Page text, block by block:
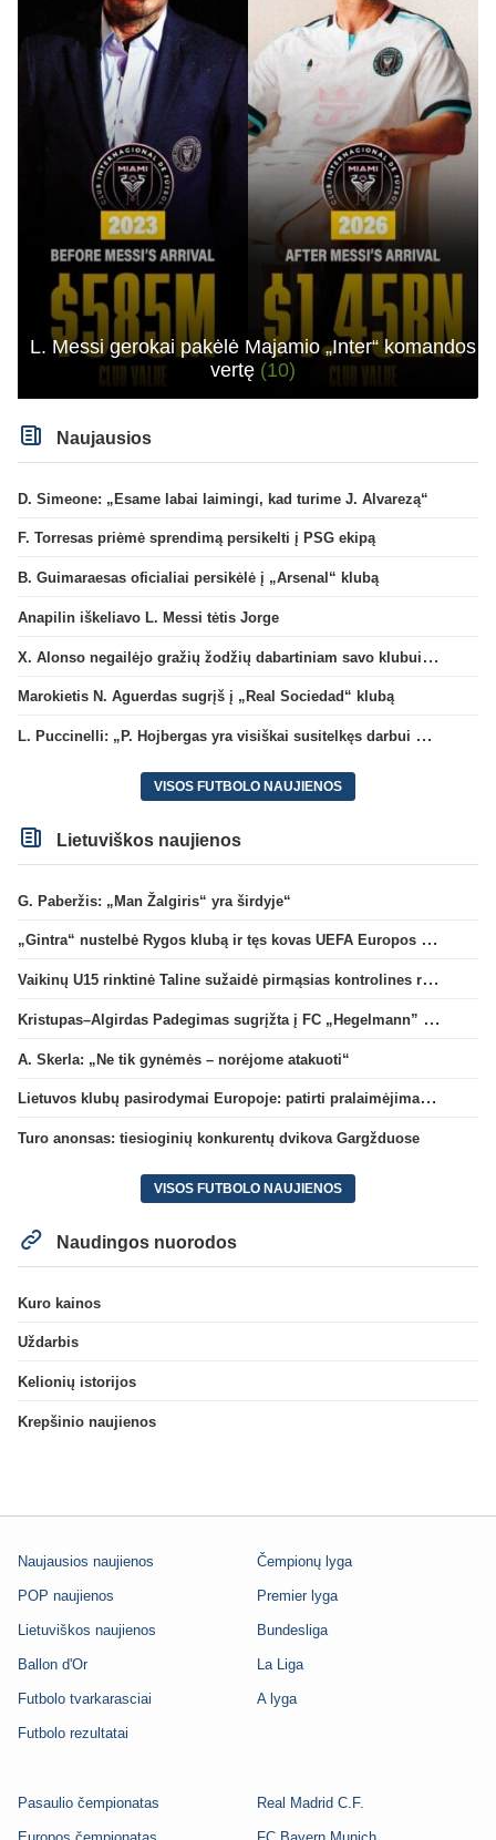
L. Messi gerokai pakėlė Majamio „Inter“ komandos
vertę (10)
Naujausios
D. Simeone: „Esame labai laimingi, kad turime J. Alvarezą“
F. Torresas priėmė sprendimą persikelti į PSG ekipą
B. Guimaraesas oficialiai persikėlė į „Arsenal“ klubą
Anapilin iškeliavo L. Messi tėtis Jorge
X. Alonso negailėjo gražių žodžių dabartiniam savo klubui „Chelsea“
Marokietis N. Aguerdas sugrįš į „Real Sociedad“ klubą
L. Puccinelli: „P. Hojbergas yra visiškai susitelkęs darbui Marselyje“
VISOS FUTBOLO NAUJIENOS
Lietuviškos naujienos
G. Paberžis: „Man Žalgiris“ yra širdyje“
„Gintra“ nustelbė Rygos klubą ir tęs kovas UEFA Europos taurės atrankoje
Vaikinų U15 rinktinė Taline sužaidė pirmąsias kontrolines rungtynes
Kristupas–Algirdas Padegimas sugrįžta į FC „Hegelmann” B sudėtį
A. Skerla: „Ne tik gynėmės – norėjome atakuoti“
Lietuvos klubų pasirodymai Europoje: patirti pralaimėjimai Kroatijos atstovams
Turo anonsas: tiesioginių konkurentų dvikova Gargžduose
VISOS FUTBOLO NAUJIENOS
Naudingos nuorodos
Kuro kainos
Uždarbis
Kelionių istorijos
Krepšinio naujienos
Naujausios naujienos
POP naujienos
Lietuviškos naujienos
Ballon d'Or
Futbolo tvarkarasciai
Futbolo rezultatai
Čempionų lyga
Premier lyga
Bundesliga
La Liga
A lyga
Pasaulio čempionatas Real Madrid C.F.